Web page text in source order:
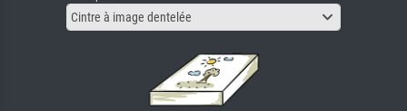
Cintre à image dentelée